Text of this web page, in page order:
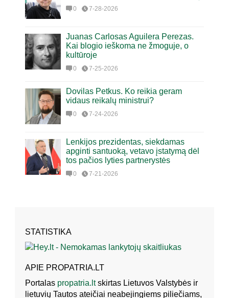
0 7-28-2026
Juanas Carlosas Aguilera Perezas.
Kai blogio ieškoma ne žmoguje, o
kultūroje
0 7-25-2026
Dovilas Petkus. Ko reikia geram
vidaus reikalų ministrui?
0 7-24-2026
Lenkijos prezidentas, siekdamas
apginti santuoką, vetavo įstatymą dėl
tos pačios lyties partnerystės
0 7-21-2026
STATISTIKA
APIE PROPATRIA.LT
Portalas propatria.ltskirtas Lietuvos Valstybės ir
lietuvių Tautos ateičiai neabejingiems piliečiams,